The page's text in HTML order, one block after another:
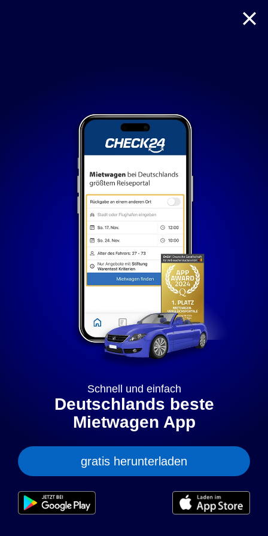
Unvergleichlich lecker
Mit dem Klick auf „geht klar” ermöglichen Sie uns Ihnen
über Cookies ein verbessertes Nutzungserlebnis zu
servieren und dieses kontinuierlich zu verbessern. So
können wir Ihnen bei unseren Partnern personalisierte
Werbung und passende Angebote anzeigen. Über
„anpassen” können Sie Ihre persönlichen Präferenzen
festlegen. Dies ist auch nachträglich jederzeit möglich. Mit
dem Klick auf „Nur notwendige Cookies” werden lediglich
technisch notwendige Cookies gespeichert.
Anpassen Geht klar
Schnell und einfach
Deutschlands beste
Mietwagen App
gratis herunterladen
Mietwagen